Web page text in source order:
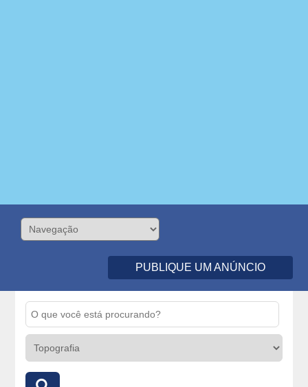
PUBLIQUE UM ANÚNCIO